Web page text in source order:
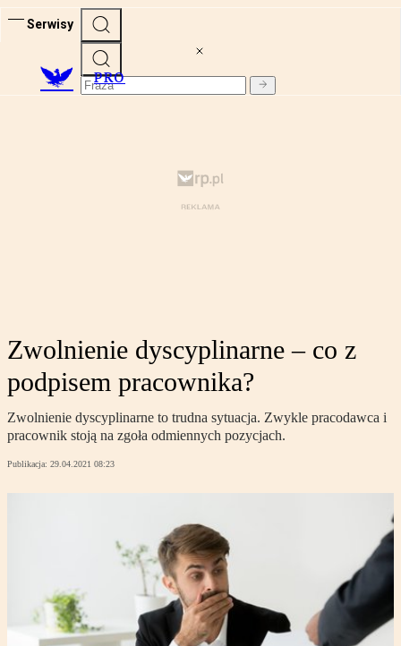
Serwisy
PRO
Zwolnienie dyscyplinarne – co z
podpisem pracownika?
Zwolnienie dyscyplinarne to trudna sytuacja. Zwykle pracodawca i
pracownik stoją na zgoła odmiennych pozycjach.
Publikacja: 29.04.2021 08:23